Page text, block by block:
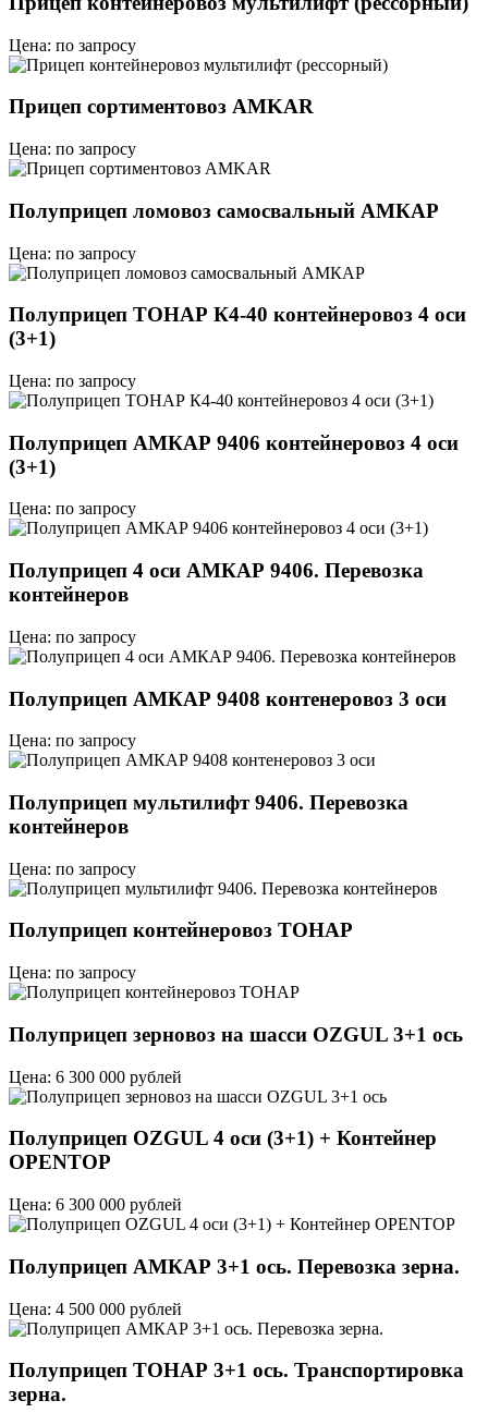
Цена: по запросу
Прицеп сортиментовоз AMKAR
Цена: по запросу
Полуприцеп ломовоз самосвальный АМКАР
Цена: по запросу
Полуприцеп ТОНАР К4-40 контейнеровоз 4 оси
(3+1)
Цена: по запросу
Полуприцеп АМКАР 9406 контейнеровоз 4 оси
(3+1)
Цена: по запросу
Полуприцеп 4 оси АМКАР 9406. Перевозка
контейнеров
Цена: по запросу
Полуприцеп АМКАР 9408 контенеровоз 3 оси
Цена: по запросу
Полуприцеп мультилифт 9406. Перевозка
контейнеров
Цена: по запросу
Полуприцеп контейнеровоз ТОНАР
Цена: по запросу
Полуприцеп зерновоз на шасси OZGUL 3+1 ось
Цена: 6 300 000 рублей
Полуприцеп OZGUL 4 оси (3+1) + Контейнер
OPENTOP
Цена: 6 300 000 рублей
Полуприцеп АМКАР 3+1 ось. Перевозка зерна.
Цена: 4 500 000 рублей
Полуприцеп ТОНАР 3+1 ось. Транспортировка
зерна.